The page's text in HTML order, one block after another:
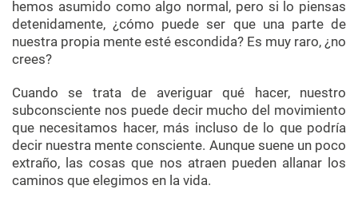
hemos asumido como algo normal, pero si lo piensas
detenidamente, ¿cómo puede ser que una parte de
nuestra propia mente esté escondida? Es muy raro, ¿no
crees?
Cuando se trata de averiguar qué hacer, nuestro
subconsciente nos puede decir mucho del movimiento
que necesitamos hacer, más incluso de lo que podría
decir nuestra mente consciente. Aunque suene un poco
extraño, las cosas que nos atraen pueden allanar los
caminos que elegimos en la vida.